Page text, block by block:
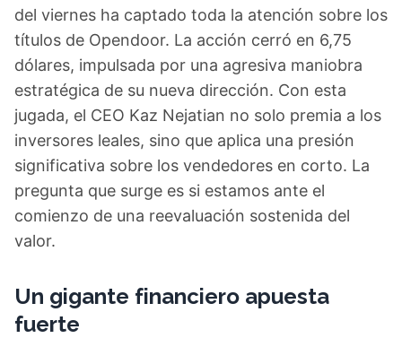
del viernes ha captado toda la atención sobre los
títulos de Opendoor. La acción cerró en 6,75
dólares, impulsada por una agresiva maniobra
estratégica de su nueva dirección. Con esta
jugada, el CEO Kaz Nejatian no solo premia a los
inversores leales, sino que aplica una presión
significativa sobre los vendedores en corto. La
pregunta que surge es si estamos ante el
comienzo de una reevaluación sostenida del
valor.
Un gigante financiero apuesta
fuerte